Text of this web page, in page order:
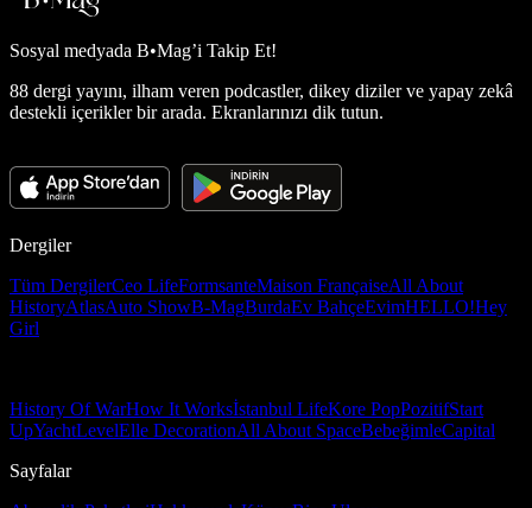
Sosyal medyada B•Mag’i Takip Et!
88 dergi yayını, ilham veren podcastler, dikey diziler ve yapay zekâ
destekli içerikler bir arada. Ekranlarınızı dik tutun.
Dergiler
Tüm DergilerCeo LifeFormsanteMaison FrançaiseAll About
HistoryAtlasAuto ShowB-MagBurdaEv BahçeEvimHELLO!Hey
Girl
History Of WarHow It Worksİstanbul LifeKore PopPozitifStart
UpYachtLevelElle DecorationAll About SpaceBebeğimleCapital
Sayfalar